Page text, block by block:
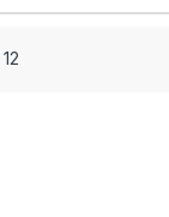
12